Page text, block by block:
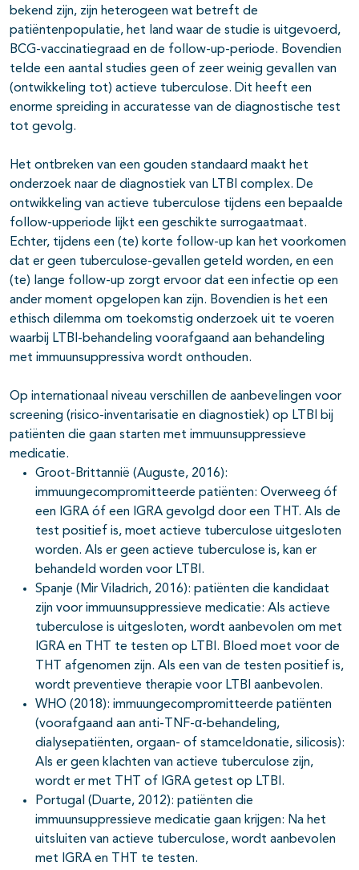
bekend zijn, zijn heterogeen wat betreft de
patiëntenpopulatie, het land waar de studie is uitgevoerd,
BCG-vaccinatiegraad en de follow-up-periode. Bovendien
telde een aantal studies geen of zeer weinig gevallen van
(ontwikkeling tot) actieve tuberculose. Dit heeft een
enorme spreiding in accuratesse van de diagnostische test
tot gevolg.
Het ontbreken van een gouden standaard maakt het
onderzoek naar de diagnostiek van LTBI complex. De
ontwikkeling van actieve tuberculose tijdens een bepaalde
follow-upperiode lijkt een geschikte surrogaatmaat.
Echter, tijdens een (te) korte follow-up kan het voorkomen
dat er geen tuberculose-gevallen geteld worden, en een
(te) lange follow-up zorgt ervoor dat een infectie op een
ander moment opgelopen kan zijn. Bovendien is het een
ethisch dilemma om toekomstig onderzoek uit te voeren
waarbij LTBI-behandeling voorafgaand aan behandeling
met immuunsuppressiva wordt onthouden.
Op internationaal niveau verschillen de aanbevelingen voor
screening (risico-inventarisatie en diagnostiek) op LTBI bij
patiënten die gaan starten met immuunsuppressieve
medicatie.
Groot-Brittannië (Auguste, 2016):
immuungecompromitteerde patiënten: Overweeg óf
een IGRA óf een IGRA gevolgd door een THT. Als de
test positief is, moet actieve tuberculose uitgesloten
worden. Als er geen actieve tuberculose is, kan er
behandeld worden voor LTBI.
Spanje (Mir Viladrich, 2016): patiënten die kandidaat
zijn voor immuunsuppressieve medicatie: Als actieve
tuberculose is uitgesloten, wordt aanbevolen om met
IGRA en THT te testen op LTBI. Bloed moet voor de
THT afgenomen zijn. Als een van de testen positief is,
wordt preventieve therapie voor LTBI aanbevolen.
WHO (2018): immuungecompromitteerde patiënten
(voorafgaand aan anti-TNF-α-behandeling,
dialysepatiënten, orgaan- of stamceldonatie, silicosis):
Als er geen klachten van actieve tuberculose zijn,
wordt er met THT of IGRA getest op LTBI.
Portugal (Duarte, 2012): patiënten die
immuunsuppressieve medicatie gaan krijgen: Na het
uitsluiten van actieve tuberculose, wordt aanbevolen
met IGRA en THT te testen.